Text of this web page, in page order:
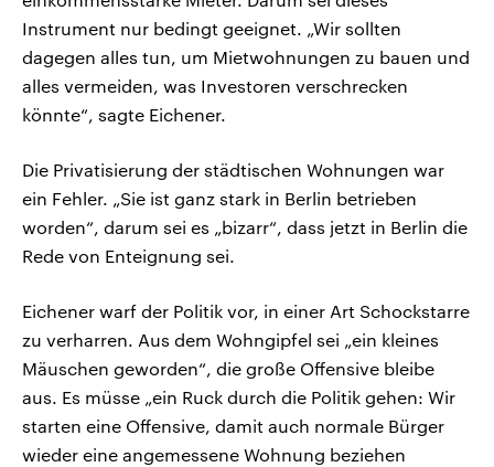
Instrument nur bedingt geeignet. „Wir sollten
dagegen alles tun, um Mietwohnungen zu bauen und
alles vermeiden, was Investoren verschrecken
könnte“, sagte Eichener.
Die Privatisierung der städtischen Wohnungen war
ein Fehler. „Sie ist ganz stark in Berlin betrieben
worden“, darum sei es „bizarr“, dass jetzt in Berlin die
Rede von Enteignung sei.
Eichener warf der Politik vor, in einer Art Schockstarre
zu verharren. Aus dem Wohngipfel sei „ein kleines
Mäuschen geworden“, die große Offensive bleibe
aus. Es müsse „ein Ruck durch die Politik gehen: Wir
starten eine Offensive, damit auch normale Bürger
wieder eine angemessene Wohnung beziehen